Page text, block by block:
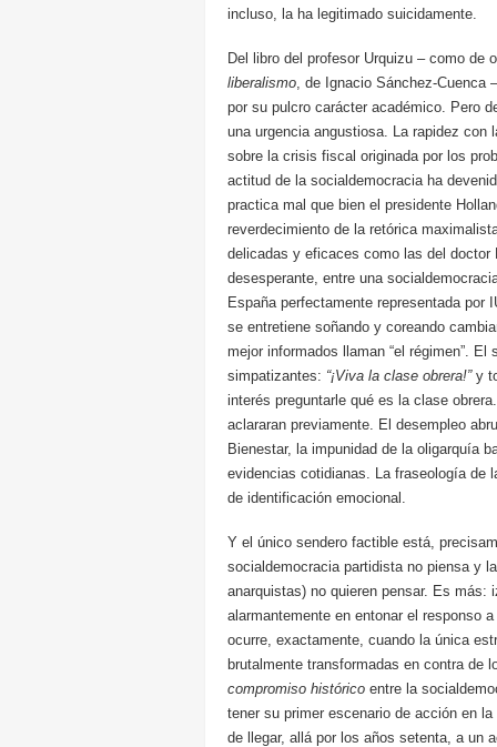
incluso, la ha legitimado suicidamente.
Del libro del profesor Urquizu – como
liberalismo, de Ignacio Sánchez-Cuenca
por su pulcro carácter académico. Pero
una urgencia angustiosa. La rapidez
sobre la crisis fiscal originada por los
actitud de la socialdemocracia ha
practica mal que bien el presidente
reverdecimiento de la retórica
delicadas y eficaces como las del
desesperante, entre una
España perfectamente representada por
se entretiene soñando y coreando
mejor informados llaman “el régimen”.
simpatizantes: “¡Viva la clase obrera!”y
interés preguntarle qué es la clase
aclararan previamente. El desempleo
Bienestar, la impunidad de la oligarquía
evidencias cotidianas. La fraseología de
de identificación emocional.
Y el único sendero factible está,
socialdemocracia partidista no piensa y
anarquistas) no quieren pensar. Es más:
alarmantemente en entonar el responso
ocurre, exactamente, cuando la única
brutalmente transformadas en contra
compromiso histórico entre la
tener su primer escenario de acción en
de llegar, allá por los años setenta, a un